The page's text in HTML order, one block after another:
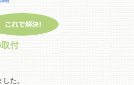
付
た。